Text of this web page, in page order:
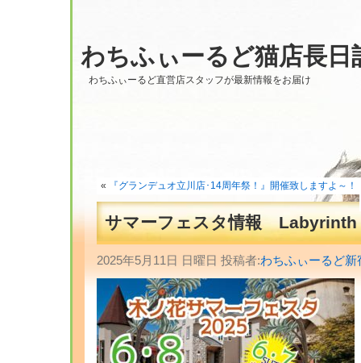
わちふぃーるど猫店長日
わちふぃーるど直営店スタッフが最新情報をお届け
« 『グランデュオ立川店･14周年祭！』開催致しますよ～
サマーフェスタ情報 Labyrinth
2025年5月11日 日曜日 投稿者:わちふぃーるど